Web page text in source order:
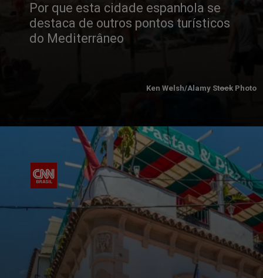
Por que esta cidade espanhola se
destaca de outros pontos turísticos
do Mediterrâneo
Ken Welsh/Alamy Stock Photo